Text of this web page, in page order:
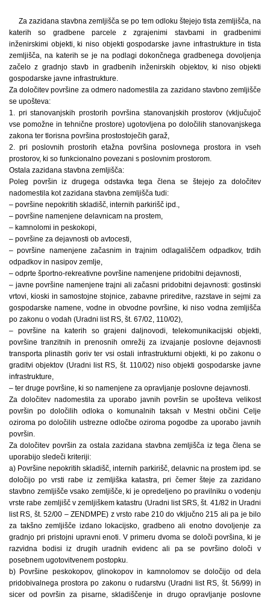
Za zazidana stavbna zemljišča se po tem odloku štejejo tista zemljišča, na
katerih so gradbene parcele z zgrajenimi stavbami in gradbenimi
inženirskimi objekti, ki niso objekti gospodarske javne infrastrukture in tista
zemljišča, na katerih se je na podlagi dokončnega gradbenega dovoljenja
začelo z gradnjo stavb in gradbenih inženirskih objektov, ki niso objekti
gospodarske javne infrastrukture.
Za določitev površine za odmero nadomestila za zazidano stavbno zemljišče
se upošteva:
1. pri stanovanjskih prostorih površina stanovanjskih prostorov (vključujoč
vse pomožne in tehnične prostore) ugotovljena po določilih stanovanjskega
zakona ter tlorisna površina prostostoječih garaž,
2. pri poslovnih prostorih etažna površina poslovnega prostora in vseh
prostorov, ki so funkcionalno povezani s poslovnim prostorom.
Ostala zazidana stavbna zemljišča:
Poleg površin iz drugega odstavka tega člena se štejejo za določitev
nadomestila kot zazidana stavbna zemljišča tudi:
– površine nepokritih skladišč, internih parkirišč ipd.,
– površine namenjene delavnicam na prostem,
– kamnolomi in peskokopi,
– površine za dejavnosti ob avtocesti,
– površine namenjene začasnim in trajnim odlagališčem odpadkov, trdih
odpadkov in nasipov zemlje,
– odprte športno-rekreativne površine namenjene pridobitni dejavnosti,
– javne površine namenjene trajni ali začasni pridobitni dejavnosti: gostinski
vrtovi, kioski in samostojne stojnice, zabavne prireditve, razstave in sejmi za
gospodarske namene, vodne in obvodne površine, ki niso vodna zemljišča
po zakonu o vodah (Uradni list RS, št. 67/02, 110/02),
– površine na katerih so grajeni daljnovodi, telekomunikacijski objekti,
površine tranzitnih in prenosnih omrežij za izvajanje poslovne dejavnosti
transporta plinastih goriv ter vsi ostali infrastrukturni objekti, ki po zakonu o
graditvi objektov (Uradni list RS, št. 110/02) niso objekti gospodarske javne
infrastrukture,
– ter druge površine, ki so namenjene za opravljanje poslovne dejavnosti.
Za določitev nadomestila za uporabo javnih površin se upošteva velikost
površin po določilih odloka o komunalnih taksah v Mestni občini Celje
oziroma po določilih ustrezne odločbe oziroma pogodbe za uporabo javnih
površin.
Za določitev površin za ostala zazidana stavbna zemljišča iz tega člena se
uporabijo sledeči kriteriji:
a) Površine nepokritih skladišč, internih parkirišč, delavnic na prostem ipd. se
določijo po vrsti rabe iz zemljiška katastra, pri čemer šteje za zazidano
stavbno zemljišče vsako zemljišče, ki je opredeljeno po pravilniku o vodenju
vrste rabe zemljišč v zemljiškem katastru (Uradni list SRS, št. 41/82 in Uradni
list RS, št. 52/00 – ZENDMPE) z vrsto rabe 210 do vključno 215 ali pa je bilo
za takšno zemljišče izdano lokacijsko, gradbeno ali enotno dovoljenje za
gradnjo pri pristojni upravni enoti. V primeru dvoma se določi površina, ki je
razvidna bodisi iz drugih uradnih evidenc ali pa se površino določi v
posebnem ugotovitvenem postopku.
b) Površine peskokopov, glinokopov in kamnolomov se določijo od dela
pridobivalnega prostora po zakonu o rudarstvu (Uradni list RS, št. 56/99) in
sicer od površin za pisarne, skladiščenje in drugo opravljanje poslovne